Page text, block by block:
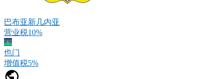
巴布亚新几内亚
营业税10%
也门
增值税5%